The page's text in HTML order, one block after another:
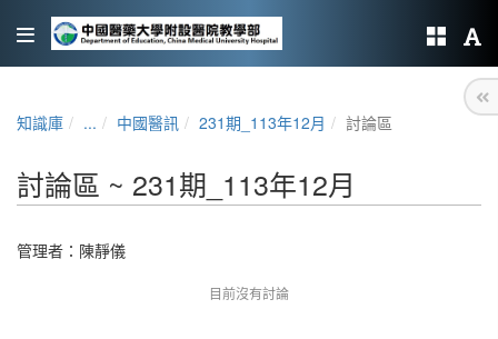
知識庫 ... 中國醫訊 231期_113年12月 討論區
討論區 ~ 231期_113年12月
管理者： 陳靜儀
目前沒有討論